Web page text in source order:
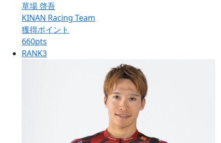
草場 啓吾
KINAN Racing Team
獲得ポイント
660pts
RANK3